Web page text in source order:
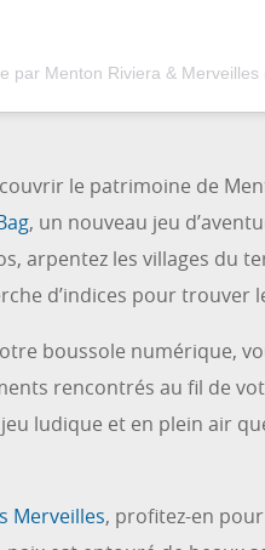
le patrimoine de
, un nouveau jeu
arpentez les villages du
d’indices pour trouver
boussole numérique,
rencontrés au fil de
jeu ludique et en plein air
Merveilles, profitez-en